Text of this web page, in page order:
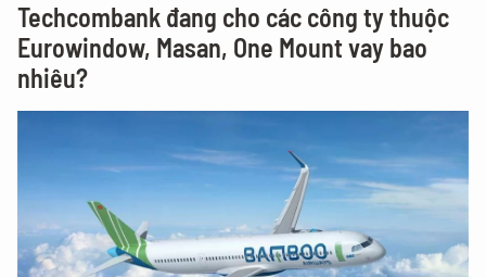
Techcombank đang cho các công ty thuộc
Eurowindow, Masan, One Mount vay bao
nhiêu?